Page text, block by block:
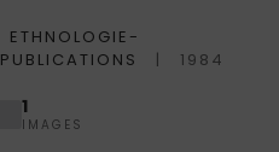
ETHNOLOGIE-
PUBLICATIONS 1984
1
IMAGES